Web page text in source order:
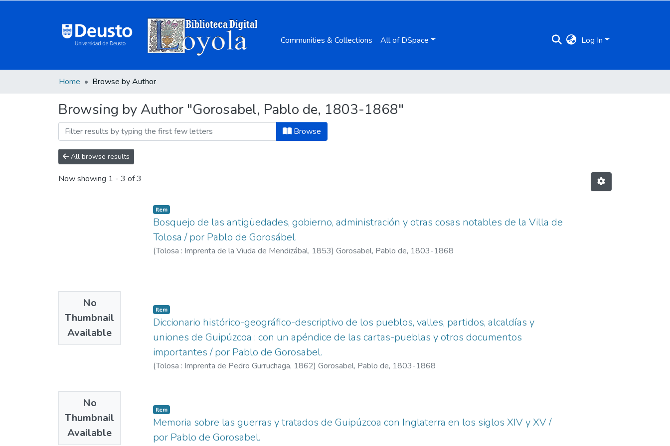
Communities & Collections All of DSpace Log In
Home Browse by Author
Browsing by Author "Gorosabel, Pablo de, 1803-1868"
Browse
All browse results
Now showing 1 - 3 of 3
No
Thumbnail
Available
Item
Bosquejo de las antigüedades, gobierno, administración y otras cosas notables de la Villa de
Tolosa / por Pablo de Gorosábel.
(Tolosa : Imprenta de la Viuda de Mendizábal, 1853) Gorosabel, Pablo de, 1803-1868
No
Thumbnail
Available
Item
Diccionario histórico-geográfico-descriptivo de los pueblos, valles, partidos, alcaldías y
uniones de Guipúzcoa : con un apéndice de las cartas-pueblas y otros documentos
importantes / por Pablo de Gorosabel.
(Tolosa : Imprenta de Pedro Gurruchaga, 1862) Gorosabel, Pablo de, 1803-1868
Item
Memoria sobre las guerras y tratados de Guipúzcoa con Inglaterra en los siglos XIV y XV /
por Pablo de Gorosabel.